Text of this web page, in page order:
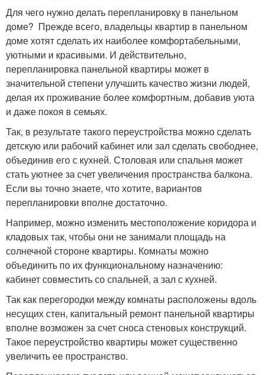
Для чего нужно делать перепланировку в панельном
доме? Прежде всего, владельцы квартир в панельном
доме хотят сделать их наиболее комфортабельными,
уютными и красивыми. И действительно,
перепланировка панельной квартиры может в
значительной степени улучшить качество жизни людей,
делая их проживание более комфортным, добавив уюта
и даже покоя в семьях.
Так, в результате такого переустройства можно сделать
детскую или рабочий кабинет или зал сделать свободнее,
объединив его с кухней. Столовая или спальня может
стать уютнее за счет увеличения пространства балкона.
Если вы точно знаете, что хотите, вариантов
перепланировки вполне достаточно.
Например, можно изменить местоположение коридора и
кладовых так, чтобы они не занимали площадь на
солнечной стороне квартиры. Комнаты можно
объединить по их функциональному назначению:
кабинет совместить со спальней, а зал с кухней.
Так как перегородки между комнаты расположены вдоль
несущих стен, капитальный ремонт панельной квартиры
вполне возможен за счет сноса стеновых конструкций.
Такое переустройство квартиры может существенно
увеличить ее пространство.